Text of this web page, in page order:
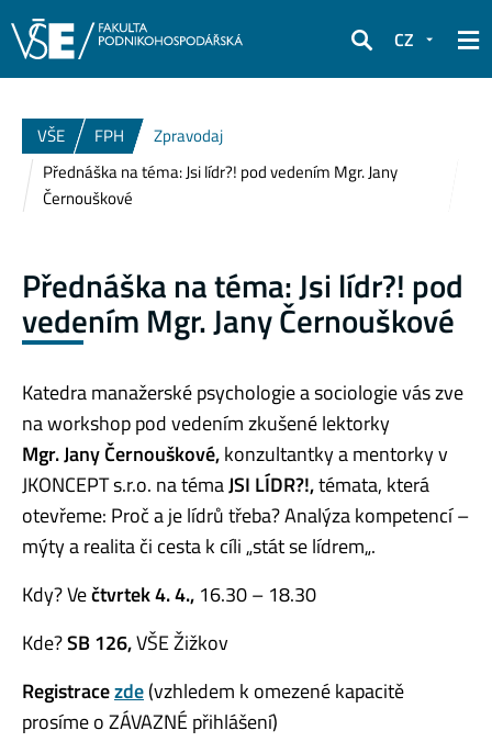
Hledat
CZ
VŠE FPH
Zpravodaj
Přednáška na téma: Jsi lídr?! pod vedením Mgr. Jany
Černouškové
Přednáška na téma: Jsi lídr?! pod
vedením Mgr. Jany Černouškové
Katedra manažerské psychologie a sociologie vás zve
na workshop pod vedením zkušené lektorky
Mgr. Jany Černouškové,konzultantky a mentorky v
JKONCEPT s.r.o. na témaJSI LÍDR?!,témata, která
otevřeme: Proč a je lídrů třeba? Analýza kompetencí –
mýty a realita či cesta k cíli „stát se lídrem„.
Kdy? Večtvrtek4. 4., 16.30 – 18.30
Kde?SB 126,VŠE Žižkov
Registracezde(vzhledem k omezené kapacitě
prosíme o ZÁVAZNÉ přihlášení)